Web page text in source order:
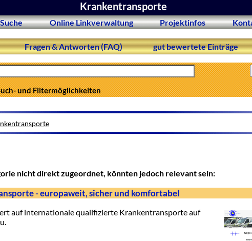
Krankentransporte
Online Linkverwaltung Projektinfos
Fragen & Antworten (FAQ) gut bewertete Einträge
und Filtermöglichkeiten
nicht direkt zugeordnet, könnten jedoch relevant sein:
- europaweit, sicher und komfortabel
auf internationale qualifizierte Krankentransporte auf